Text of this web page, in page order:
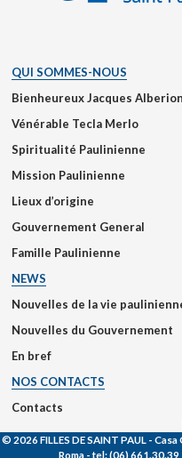
QUI SOMMES-NOUS
Bienheureux Jacques
Vénérable Tecla Merlo
Spiritualité Paulinienne
Mission Paulinienne
Lieux d’origine
Gouvernement General
Famille Paulinienne
NEWS
Nouvelles de la vie
Nouvelles du Gouvernement
En bref
NOS CONTACTS
Contacts
© 2026 FILLES DE SAINT PAUL - Casa
Roma -tel:(06) 661.30.39 -